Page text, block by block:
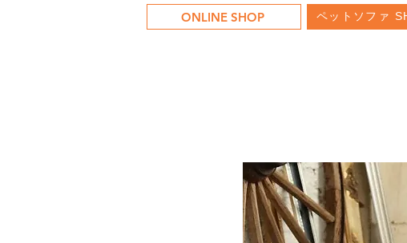
ONLINE SHOP ペットソファ